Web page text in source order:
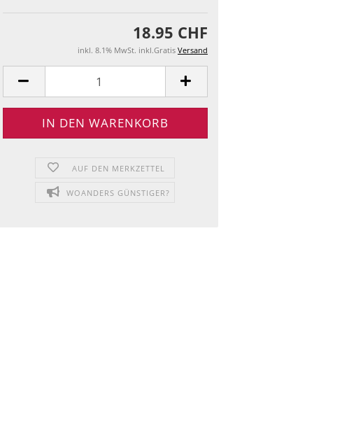
18.95 CHF
inkl. 8.1% MwSt. inkl.Gratis Versand
AUF DEN MERKZETTEL
WOANDERS GÜNSTIGER?